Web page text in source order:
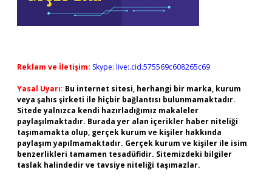
Reklam ve İletişim: Skype: live:.cid.575569c608265c69
Yasal Uyarı: Bu internet sitesi, herhangi bir marka, kurum
veya şahıs şirketi ile hiçbir bağlantısı bulunmamaktadır.
Sitede yalnızca kendi hazırladığımız makaleler
paylaşılmaktadır. Burada yer alan içerikler haber niteliği
taşımamakta olup, gerçek kurum ve kişiler hakkında
paylaşım yapılmamaktadır. Gerçek kurum ve kişiler ile isim
benzerlikleri tamamen tesadüfidir. Sitemizdeki bilgiler
taslak halindedir ve tavsiye niteliği taşımazlar.